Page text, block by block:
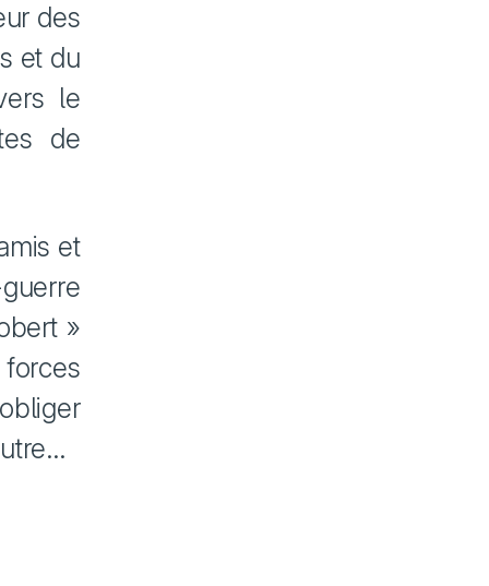
des
et du
le
de
et
»